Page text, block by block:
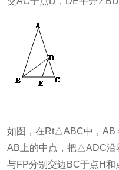
如图，在Rt△ABC中，AB
AB上的中点，把△ADC
与FP分别交边BC于点H和